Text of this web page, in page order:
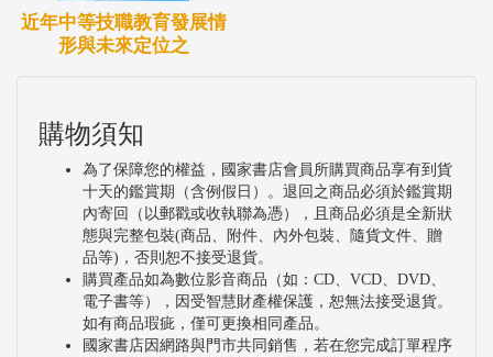
近年中等技職教育發展情
形與未來定位之
購物須知
為了保障您的權益，國家書店會員所購買商品享有到貨
十天的鑑賞期（含例假日）。退回之商品必須於鑑賞期
內寄回（以郵戳或收執聯為憑），且商品必須是全新狀
態與完整包裝(商品、附件、內外包裝、隨貨文件、贈
品等)，否則恕不接受退貨。
購買產品如為數位影音商品（如：CD、VCD、DVD、
電子書等），因受智慧財產權保護，恕無法接受退貨。
如有商品瑕疵，僅可更換相同產品。
國家書店因網路與門市共同銷售，若在您完成訂單程序